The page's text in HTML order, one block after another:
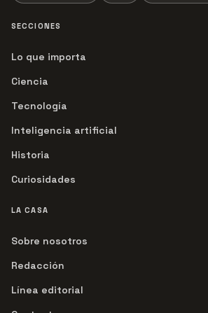
SECCIONES
Lo que importa
Ciencia
Tecnología
Inteligencia artificial
Historia
Curiosidades
LA CASA
Sobre nosotros
Redacción
Línea editorial